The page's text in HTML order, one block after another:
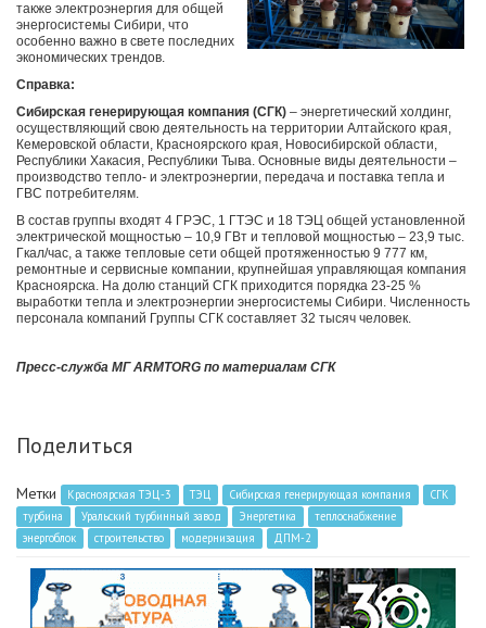
также электроэнергия для общей
энергосистемы Сибири, что
особенно важно в свете последних
экономических трендов.
Справка:
Сибирская генерирующая компания (СГК) – энергетический холдинг,
осуществляющий свою деятельность на территории Алтайского края,
Кемеровской области, Красноярского края, Новосибирской области,
Республики Хакасия, Республики Тыва. Основные виды деятельности –
производство тепло- и электроэнергии, передача и поставка тепла и
ГВС потребителям.
В состав группы входят 4 ГРЭС, 1 ГТЭС и 18 ТЭЦ общей установленной
электрической мощностью – 10,9 ГВт и тепловой мощностью – 23,9 тыс.
Гкал/час, а также тепловые сети общей протяженностью 9 777 км,
ремонтные и сервисные компании, крупнейшая управляющая компания
Красноярска. На долю станций СГК приходится порядка 23-25 %
выработки тепла и электроэнергии энергосистемы Сибири. Численность
персонала компаний Группы СГК составляет 32 тысяч человек.
Пресс-служба МГ ARMTORG по материалам СГК
Поделиться
Метки Красноярская ТЭЦ-3 ТЭЦ Сибирская генерирующая компания
СГК
турбина
Уральский турбинный завод Энергетика
теплоснабжение
энергоблок
строительство модернизация ДПМ-2